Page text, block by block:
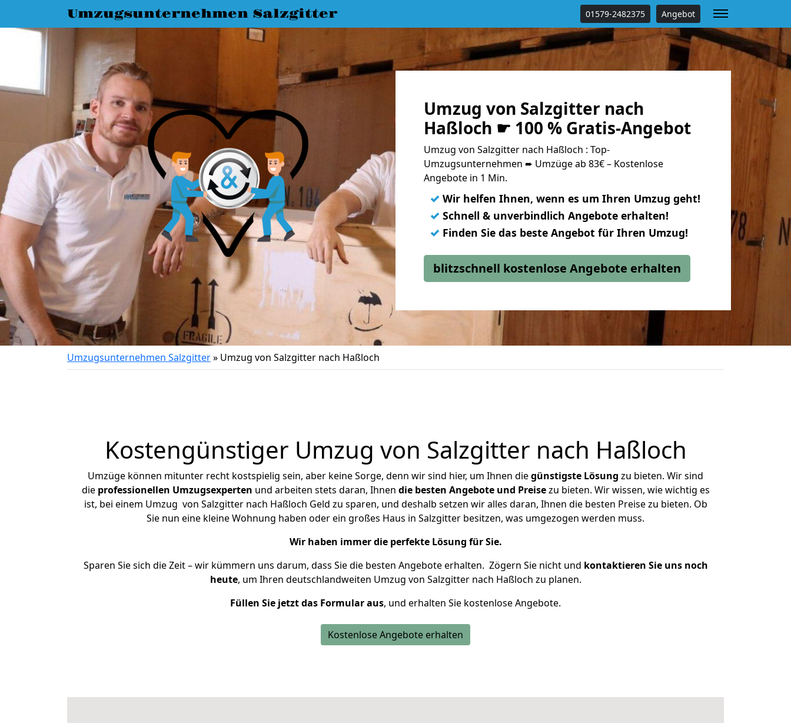
Umzugsunternehmen Salzgitter 01579-2482375 Angebot
Umzug von Salzgitter nach
Haßloch ☛ 100 % Gratis-Angebot
Umzug von Salzgitter nach Haßloch : Top-
Umzugsunternehmen ➨ Umzüge ab 83€ – Kostenlose
Angebote in 1 Min.
✓ Wir helfen Ihnen, wenn es um Ihren Umzug geht!
✓ Schnell & unverbindlich Angebote erhalten!
✓ Finden Sie das beste Angebot für Ihren Umzug!
blitzschnell kostenlose Angebote erhalten
Umzugsunternehmen Salzgitter» Umzug von Salzgitter nach Haßloch
Kostengünstiger Umzug von Salzgitter nach Haßloch
Umzüge können mitunter recht kostspielig sein, aber keine Sorge, denn wir sind hier, um Ihnen diegünstigste Lösung zu bieten. Wir sind
die professionellen Umzugsexperten und arbeiten stets daran, Ihnen die besten Angebote und Preisezu bieten. Wir wissen, wie wichtig es
ist, bei einem Umzug von Salzgitter nach Haßloch Geld zu sparen, und deshalb setzen wir alles daran, Ihnen die besten Preise zu bieten. Ob
Sie nun eine kleine Wohnung haben oder ein großes Haus in Salzgitter besitzen, was umgezogen werden muss.
Wir haben immer die perfekte Lösung für Sie.
Sparen Sie sich die Zeit – wir kümmern uns darum, dass Sie die besten Angebote erhalten. Zögern Sie nicht und kontaktieren Sie uns noch
heute, um Ihren deutschlandweiten Umzug von Salzgitter nach Haßloch zu planen.
Füllen Sie jetzt das Formular aus, und erhalten Sie kostenlose Angebote.
Kostenlose Angebote erhalten